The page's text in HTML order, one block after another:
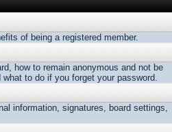
of being a registered member.
how to remain anonymous and not be
to do if you forget your password.
information, signatures, board settings,